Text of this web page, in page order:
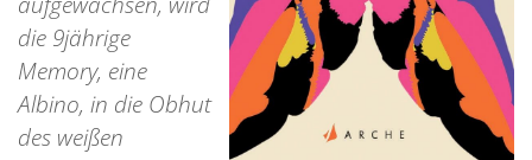
die 9jährige
Memory, eine
Albino, in die Obhut
des weißen